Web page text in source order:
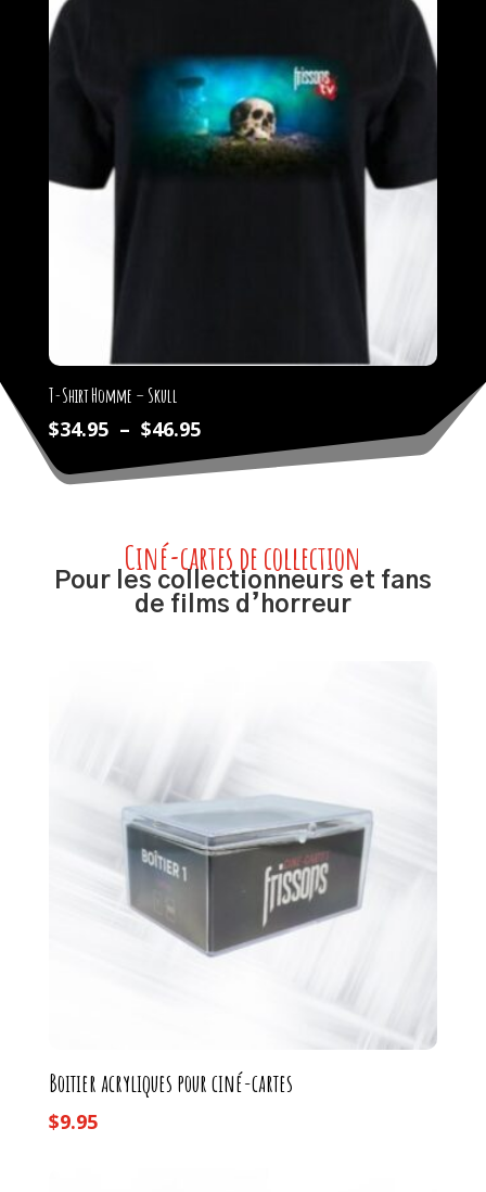
$36.95
T-Shirt Homme – Skull
$34.95 – $46.95Plage
de
$46.95
Ciné-cartes de collection
Pour les collectionneurs et fans
de films d’horreur
Boitier acryliques pour ciné-cartes
$9.95